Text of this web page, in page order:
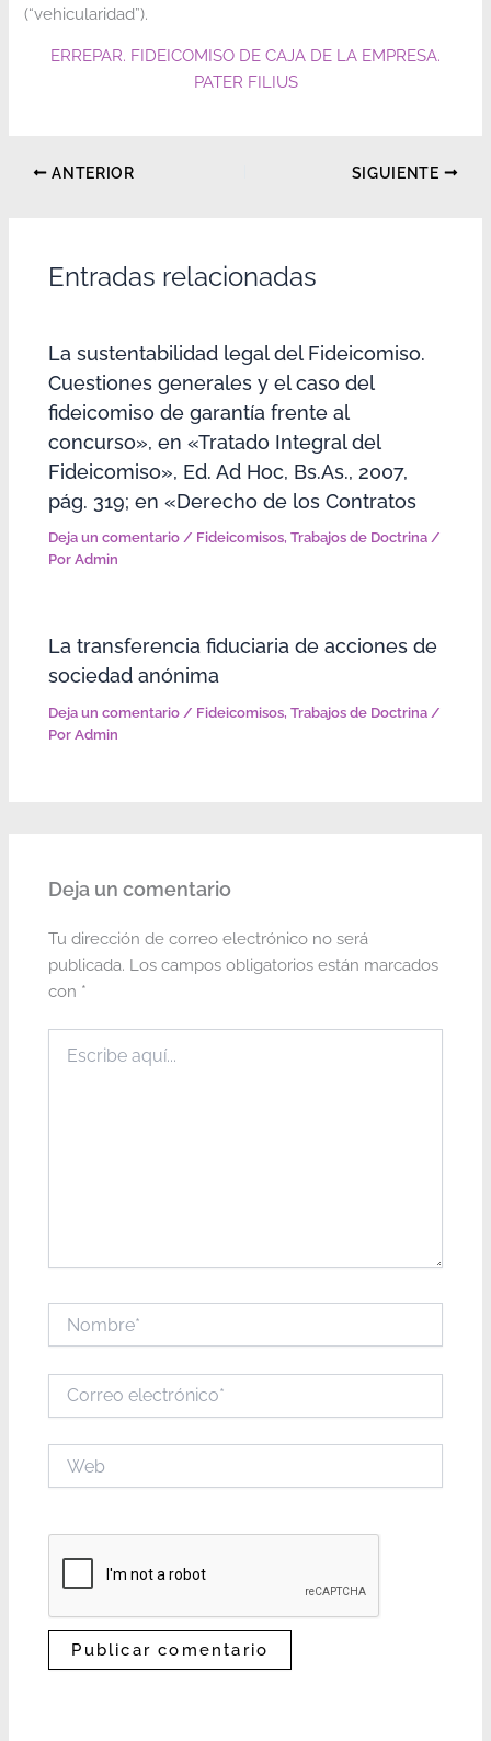
(“vehicularidad”).
ERREPAR. FIDEICOMISO DE CAJA DE LA EMPRESA.
PATER FILIUS
ANTERIOR SIGUIENTE
Entradas relacionadas
La sustentabilidad legal del Fideicomiso.
Cuestiones generales y el caso del
fideicomiso de garantía frente al
concurso», en «Tratado Integral del
Fideicomiso», Ed. Ad Hoc, Bs.As., 2007,
pág. 319; en «Derecho de los Contratos
Deja un comentario / Fideicomisos,Trabajos de Doctrina /
PorAdmin
La transferencia fiduciaria de acciones de
sociedad anónima
Deja un comentario / Fideicomisos,Trabajos de Doctrina /
PorAdmin
Deja un comentario
Tu dirección de correo electrónico no será
publicada. Los campos obligatorios están marcados
con *
aquí...
electrónico*